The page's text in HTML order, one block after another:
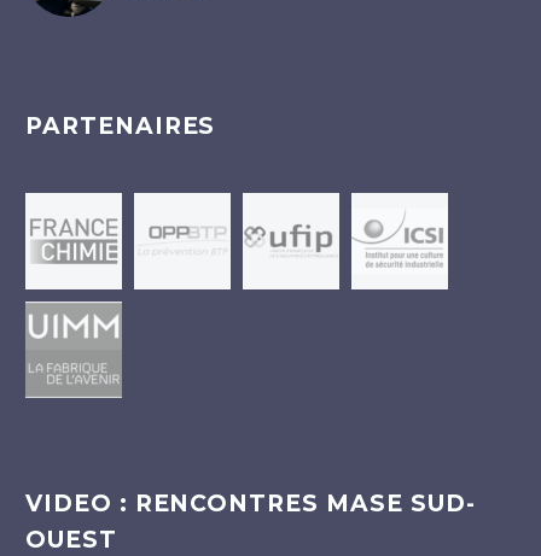
PARTENAIRES
VIDEO : RENCONTRES MASE SUD-
OUEST